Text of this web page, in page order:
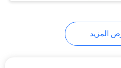
الجهدالمزيد